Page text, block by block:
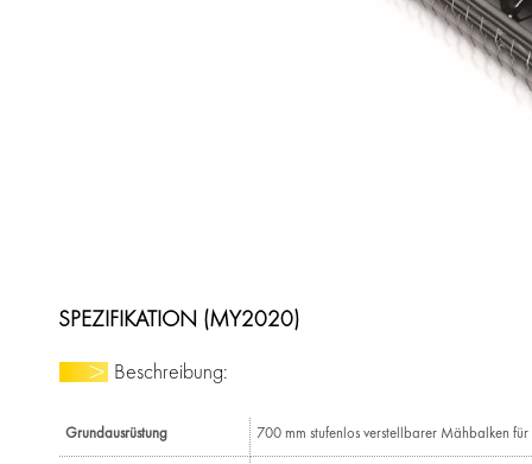
SPEZIFIKATION (MY2020)
Beschreibung:
Grundausrüstung 700 mm stufenlos verstellbarer Mähbalken